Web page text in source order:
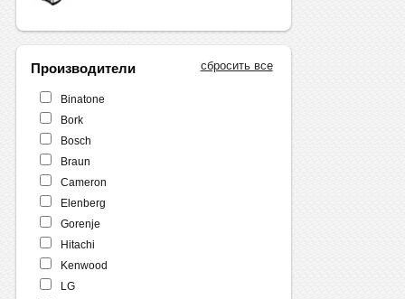
сбросить все
Производители
Binatone
Bork
Bosch
Braun
Cameron
Elenberg
Gorenje
Hitachi
Kenwood
LG